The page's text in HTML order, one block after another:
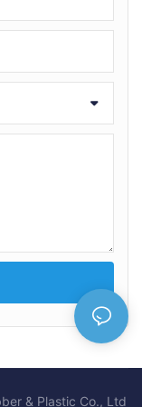
& Plastic Co., Ltd